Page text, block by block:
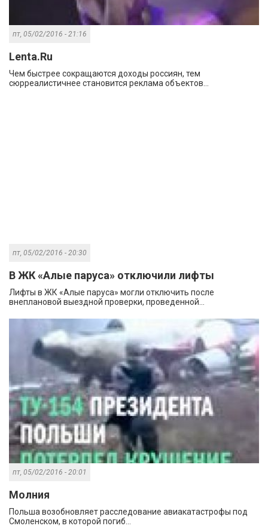
пт, 05/02/2016 - 21:16
Lenta.Ru
Чем быстрее сокращаются доходы россиян, тем
сюрреалистичнее становится реклама объектов...
пт, 05/02/2016 - 20:30
В ЖК «Алые паруса» отключили лифты
Лифты в ЖК «Алые паруса» могли отключить после
внеплановой выездной проверки, проведенной...
пт, 05/02/2016 - 20:01
Молния
Польша возобновляет расследование авиакатастрофы под
Смоленском, в которой погиб...